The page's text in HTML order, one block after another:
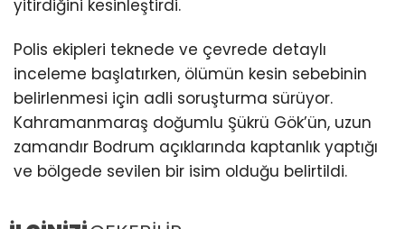
yitirdiğini kesinleştirdi.
Polis ekipleri teknede ve çevrede detaylı
inceleme başlatırken, ölümün kesin sebebinin
belirlenmesi için adli soruşturma sürüyor.
Kahramanmaraş doğumlu Şükrü Gök’ün, uzun
zamandır Bodrum açıklarında kaptanlık yaptığı
ve bölgede sevilen bir isim olduğu belirtildi.